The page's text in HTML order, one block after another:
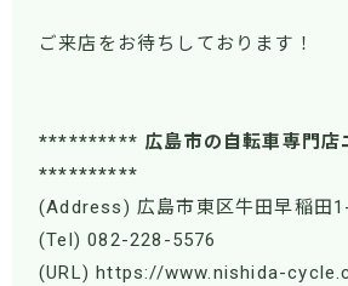
ご来店をお待ちしております！
********** 広島市の自転車専門店
**********
(Address) 広島市東区牛田早稲田
(Tel) 082-228-5576
(URL) https://www.nishida-